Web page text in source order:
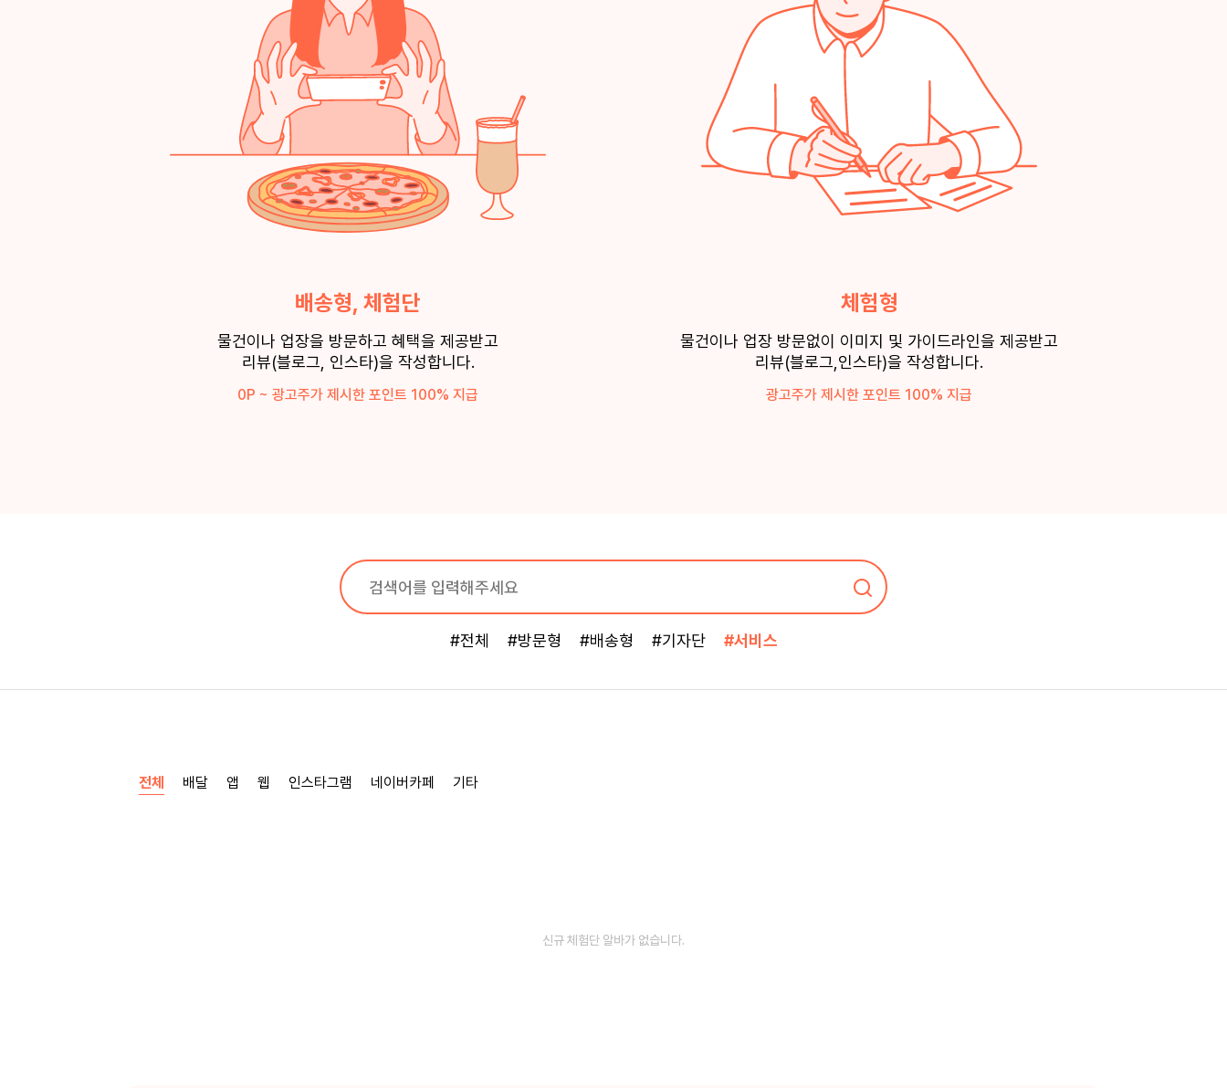
배송형, 체험단
물건이나 업장을 방문하고 혜택을 제공받고
리뷰(블로그, 인스타)을 작성합니다.
0P ~ 광고주가 제시한 포인트 100% 지급
체험형
물건이나 업장 방문없이
이미지 및 가이드라인을 제공받고
리뷰(블로그,인스타)을 작성합니다.
광고주가 제시한 포인트 100% 지급
#전체 #방문형 #배송형 #기자단 #서비스
전체 배달 앱 웹 인스타그램 네이버카페 기타
신규 체험단 알바가 없습니다.